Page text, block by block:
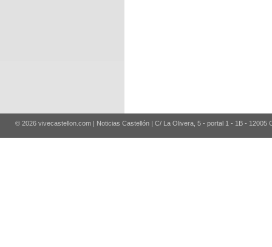
© 2026 vivecastellon.com | Noticias Castellón | C/ La Olivera, 5 - portal 1 - 1B - 12005